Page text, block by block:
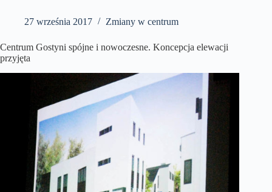
27 września 2017 Zmiany w centrum
Centrum Gostyni spójne i nowoczesne. Koncepcja elewacji
przyjęta